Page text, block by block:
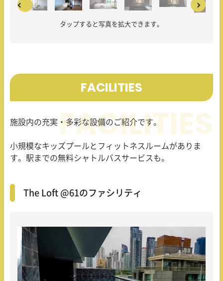
タップすると写真を拡大できます。
FACILITIES
施設内の充実・多彩な設備のご紹介です。
小規模なキッズプールとフィットネスルームがありま
す。駅までの無料シャトルバスサービスも。
The Loft @61のファシリティ